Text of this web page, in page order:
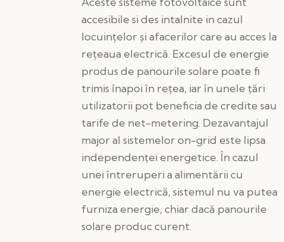
accesibile si des intalnite in cazul
locuințelor și afacerilor care au acces la
rețeaua electrică. Excesul de energie
produs de panourile solare poate fi
trimis înapoi în rețea, iar în unele țări
utilizatorii pot beneficia de credite sau
tarife de net-metering. Dezavantajul
major al sistemelor on-grid este lipsa
independenței energetice. În cazul
unei întreruperi a alimentării cu
energie electrică, sistemul nu va putea
furniza energie, chiar dacă panourile
solare produc curent.